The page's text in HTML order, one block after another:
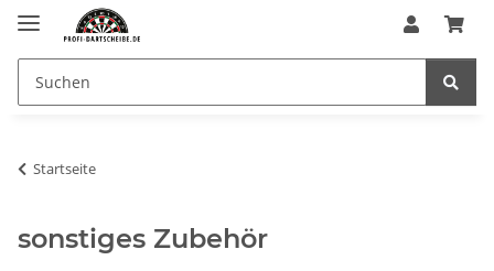
Startseite
sonstiges Zubehör